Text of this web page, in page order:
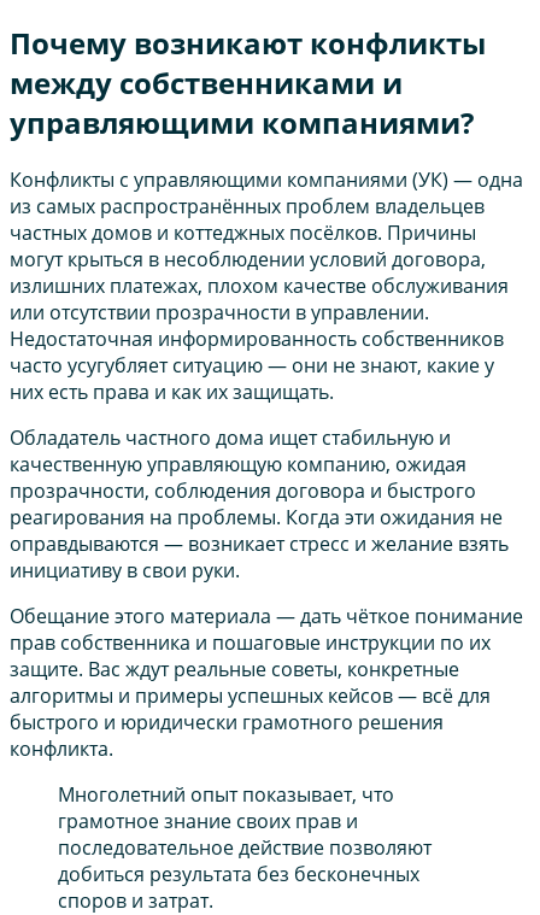
Почему возникают конфликты
между собственниками и
управляющими компаниями?
Конфликты с управляющими компаниями (УК) — одна
из самых распространённых проблем владельцев
частных домов и коттеджных посёлков. Причины
могут крыться в несоблюдении условий договора,
излишних платежах, плохом качестве обслуживания
или отсутствии прозрачности в управлении.
Недостаточная информированность собственников
часто усугубляет ситуацию — они не знают, какие у
них есть права и как их защищать.
Обладатель частного дома ищет стабильную и
качественную управляющую компанию, ожидая
прозрачности, соблюдения договора и быстрого
реагирования на проблемы. Когда эти ожидания не
оправдываются — возникает стресс и желание взять
инициативу в свои руки.
Обещание этого материала — дать чёткое понимание
прав собственника и пошаговые инструкции по их
защите. Вас ждут реальные советы, конкретные
алгоритмы и примеры успешных кейсов — всё для
быстрого и юридически грамотного решения
конфликта.
Многолетний опыт показывает, что
грамотное знание своих прав и
последовательное действие позволяют
добиться результата без бесконечных
споров и затрат.